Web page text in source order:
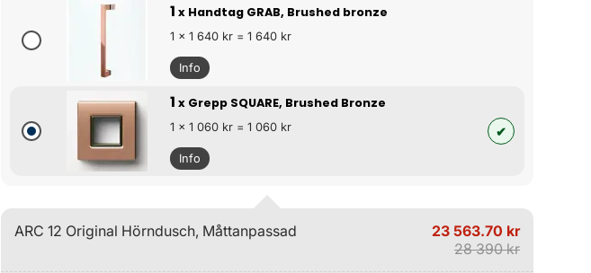
1 x Handtag GRAB, Brushed bronze
1 x 1 640 kr = 1 640 kr
Info
1 x Grepp SQUARE, Brushed Bronze
1 x 1 060 kr = 1 060 kr
Info
ARC 12 Original Hörndusch, Måttanpassad
23 563.70 kr
28 390 kr